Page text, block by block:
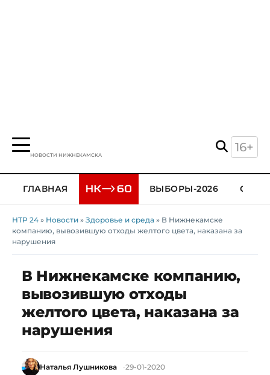
НОВОСТИ НИЖНЕКАМСКА
16+
ГЛАВНАЯ ВЫБОРЫ-2026
НТР 24 » Новости » Здоровье и среда » В Нижнекамске
компанию, вывозившую отходы желтого цвета, наказана за
нарушения
В Нижнекамске компанию,
вывозившую отходы
желтого цвета, наказана за
нарушения
Наталья Лушникова 29-01-2020